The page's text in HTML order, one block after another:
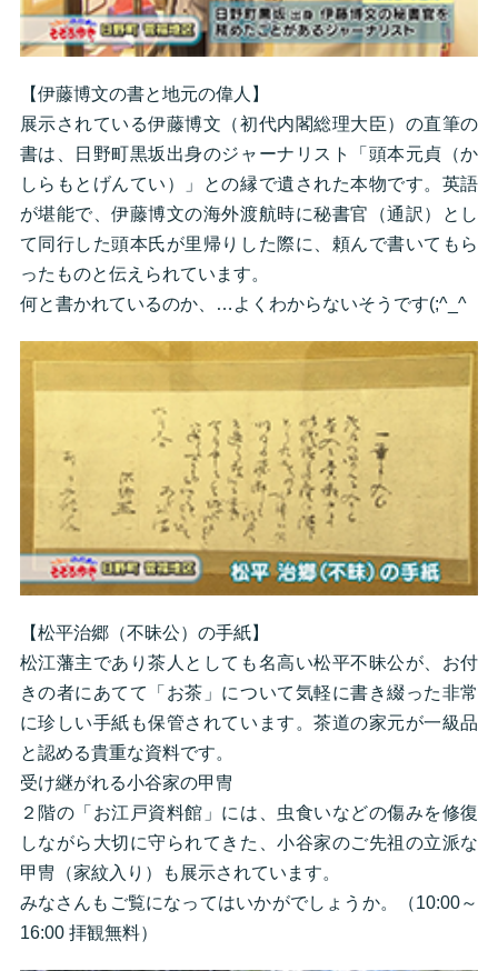
【伊藤博文の書と地元の偉人】
展示されている伊藤博文（初代内閣総理大臣）の直筆の
書は、日野町黒坂出身のジャーナリスト「頭本元貞（か
しらもとげんてい）」との縁で遺された本物です。英語
が堪能で、伊藤博文の海外渡航時に秘書官（通訳）とし
て同行した頭本氏が里帰りした際に、頼んで書いてもら
ったものと伝えられています。
何と書かれているのか、…よくわからないそうです(;^_^
【松平治郷（不昧公）の手紙】
松江藩主であり茶人としても名高い松平不昧公が、お付
きの者にあてて「お茶」について気軽に書き綴った非常
に珍しい手紙も保管されています。茶道の家元が一級品
と認める貴重な資料です。
受け継がれる小谷家の甲冑
２階の「お江戸資料館」には、虫食いなどの傷みを修復
しながら大切に守られてきた、小谷家のご先祖の立派な
甲冑（家紋入り）も展示されています。
みなさんもご覧になってはいかがでしょうか。（10:00～
16:00 拝観無料）